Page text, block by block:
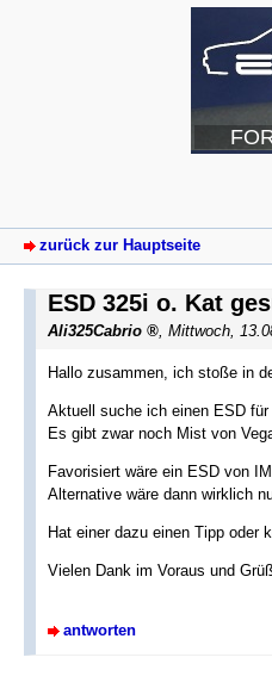
zurück zur Hauptseite
ESD 325i o. Kat
Ali325Cabrio Mittwoch,
Hallo zusammen, ich stoße in
Aktuell suche ich einen ESD
Es gibt zwar noch Mist von
Favorisiert wäre ein ESD von
Alternative wäre dann wirklich
Hat einer dazu einen Tipp oder
Vielen Dank im Voraus und
antworten